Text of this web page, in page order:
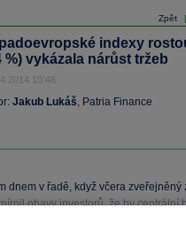
Zpět
indexy
%) vykázala nárůst tržeb
10:46
Jakub Lukáš, Patria Finance
dnem v řadě, když včera zveřejněný
obavy investorů, že by centrální